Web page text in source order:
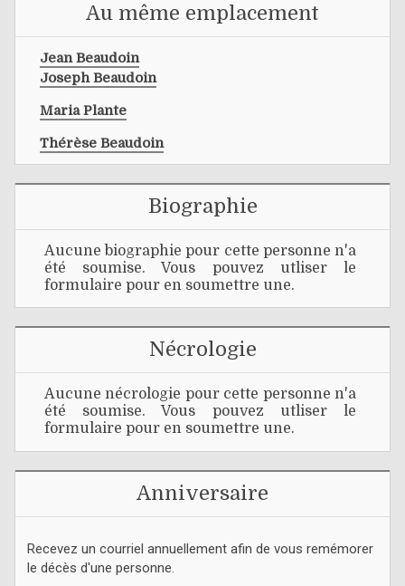
Au même emplacement
Jean Beaudoin
Joseph Beaudoin
Maria Plante
Thérèse Beaudoin
Biographie
Aucune biographie pour cette personne n'a
été soumise. Vous pouvez utliser le
formulaire pour en soumettre une.
Nécrologie
Aucune nécrologie pour cette personne n'a
été soumise. Vous pouvez utliser le
formulaire pour en soumettre une.
Anniversaire
Recevez un courriel annuellement afin de vous remémorer
le décès d'une personne.